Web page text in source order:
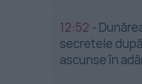
12:52 -
secretele
ascunse în